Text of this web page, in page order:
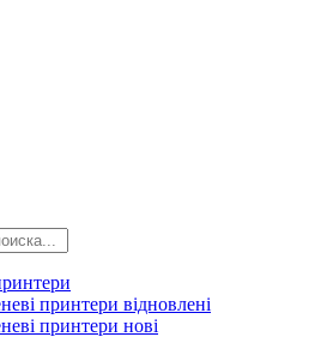
принтери відновлені
принтери нові